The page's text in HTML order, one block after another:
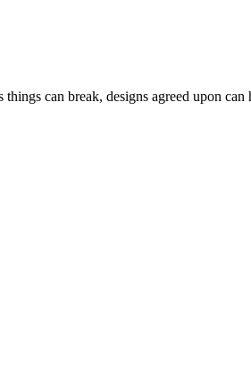
things can break, designs agreed upon